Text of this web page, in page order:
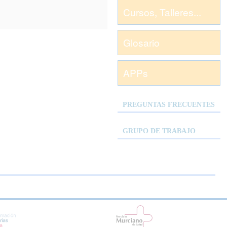
Cursos, Talleres...
Glosario
APPs
PREGUNTAS FRECUENTES
GRUPO DE TRABAJO